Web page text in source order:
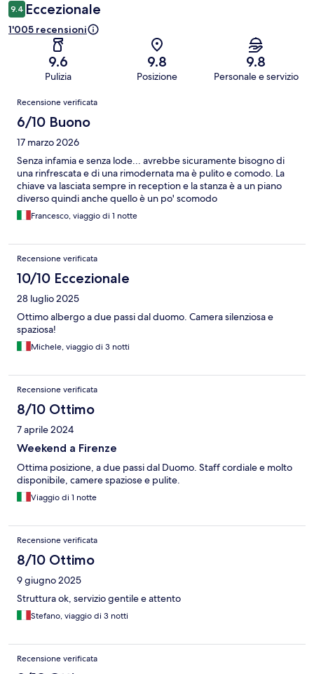
9.4 Eccezionale
1'005 recensioni
9.6
Pulizia
9.8
Posizione
9.8
Personale e servizio
Recensioni
Recensione verificata
6/10 Buono
17 marzo 2026
Senza infamia e senza lode... avrebbe sicuramente bisogno di
una rinfrescata e di una rimodernata ma è pulito e comodo. La
chiave va lasciata sempre in reception e la stanza è a un piano
diverso quindi anche quello è un po' scomodo
Francesco, viaggio di 1 notte
Recensione verificata
10/10 Eccezionale
28 luglio 2025
Ottimo albergo a due passi dal duomo. Camera silenziosa e
spaziosa!
Michele, viaggio di 3 notti
Recensione verificata
8/10 Ottimo
7 aprile 2024
Weekend a Firenze
Ottima posizione, a due passi dal Duomo. Staff cordiale e molto
disponibile, camere spaziose e pulite.
Viaggio di 1 notte
Recensione verificata
8/10 Ottimo
9 giugno 2025
Struttura ok, servizio gentile e attento
Stefano, viaggio di 3 notti
Recensione verificata